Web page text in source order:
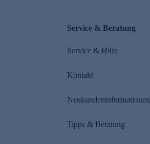
Service & Beratung
Service & Hilfe
Kontakt
Neukundeninformationen
Tipps & Beratung